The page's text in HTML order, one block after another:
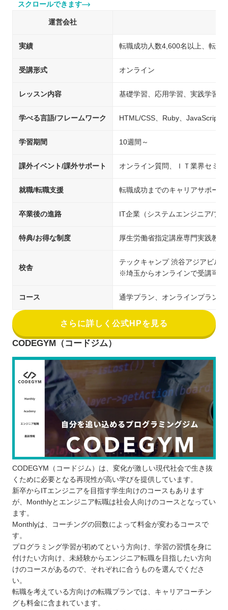
スクロールできます
運営会社
実績 転職成功人数4,600名以上、転職
受講形式 オンライン
レッスン内容 基礎学習、応用学習、実践学習
学べる言語/フレームワーク HTML/CSS、Ruby、JavaScript
学習期間 10週間～
課外イベント/課外サポート オンライン質問、ＩＴ業界セミナ
就職/転職支援 転職成功までのキャリアサポー
卒業後の進路 IT企業（システムエンジニア/プ
特典/お得な制度 厚生労働省指定講座専門実践教
校舎
テックキャンプ 渋谷アジアビル校
※埼玉からオンラインで受講可能
コース 通学プラン、オンラインプラン
さらに詳しく公式HPを見る
CODEGYM（コードジム）
CODEGYM（コードジム）は、変化が激しい現代社会で生き抜
くために必要となる再現性が高い学びを提供しています。
新卒からITエンジニアを目指す学生向けのコースもあります
が、Monthlyとエンジニア転職は社会人向けのコースとなってい
ます。
Monthlyは、コーチングの回数によって料金が変わるコースで
す。
プログラミング学習が初めてという方向け、学習の習慣を身に
付けたい方向け、未経験からエンジニア転職を目指したい方向
けのコースがあるので、それぞれに合うものを選んでくださ
い。
転職を考えている方向けの転職プランでは、キャリアコーチン
グも料金に含まれています。